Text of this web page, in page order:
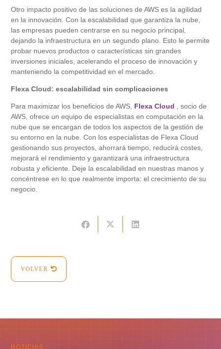
Otro impacto positivo de las soluciones de AWS es la agilidad
en la innovación. Con la escalabilidad que garantiza la nube,
las empresas pueden centrarse en su negocio principal,
dejando la infraestructura en un segundo plano. Esto le permite
probar nuevos productos o características sin grandes
inversiones iniciales, acelerando el proceso de innovación y
manteniendo la competitividad en el mercado.
Flexa Cloud: escalabilidad sin complicaciones
Para maximizar los beneficios de AWS, Flexa Cloud , socio de
AWS, ofrece un equipo de especialistas en computación en la
nube que se encargan de todos los aspectos de la gestión de
su entorno en la nube. Con los especialistas de Flexa Cloud
gestionando sus proyectos, ahorrará tiempo, reducirá costes,
mejorará el rendimiento y garantizará una infraestructura
robusta y eficiente. Deje la escalabilidad en nuestras manos y
concéntrese en lo que realmente importa: el crecimiento de su
negocio.
VOLVER
NOTICIAS